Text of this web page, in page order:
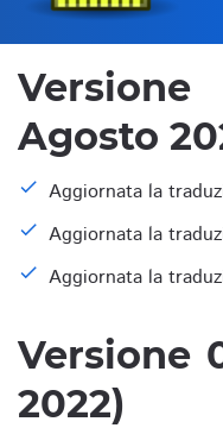
Agosto
Aggiornata la
Aggiornata la
Aggiornata la
Versione
2022)